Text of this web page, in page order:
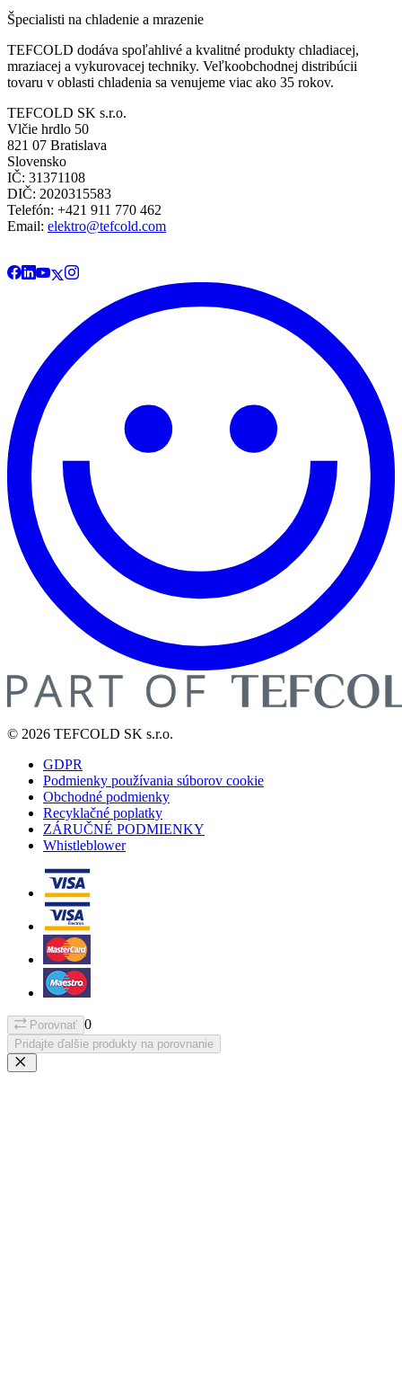
Špecialisti na chladenie a mrazenie
TEFCOLD dodáva spoľahlivé a kvalitné produkty chladiacej,
mraziacej a vykurovacej techniky. Veľkoobchodnej distribúcii
tovaru v oblasti chladenia sa venujeme viac ako 35 rokov.
TEFCOLD SK s.r.o.
Vlčie hrdlo 50
821 07 Bratislava
Slovensko
IČ: 31371108
DIČ: 2020315583
Telefón: +421 911 770 462
Email: elektro@tefcold.com
© 2026 TEFCOLD SK s.r.o.
GDPR
Podmienky používania súborov cookie
Obchodné podmienky
Recyklačné poplatky
ZÁRUČNÉ PODMIENKY
Whistleblower
Porovnať 0
Pridajte ďalšie produkty na porovnanie